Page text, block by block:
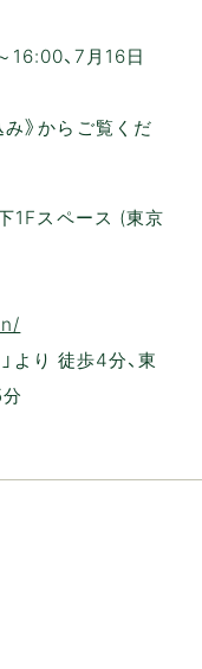
16:00、7月16日
》からご覧くだ
1Fスペース (東京
より 徒歩4分、東